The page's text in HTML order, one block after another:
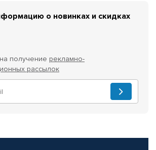
о новинках и скидках
получение рекламно-
рассылок